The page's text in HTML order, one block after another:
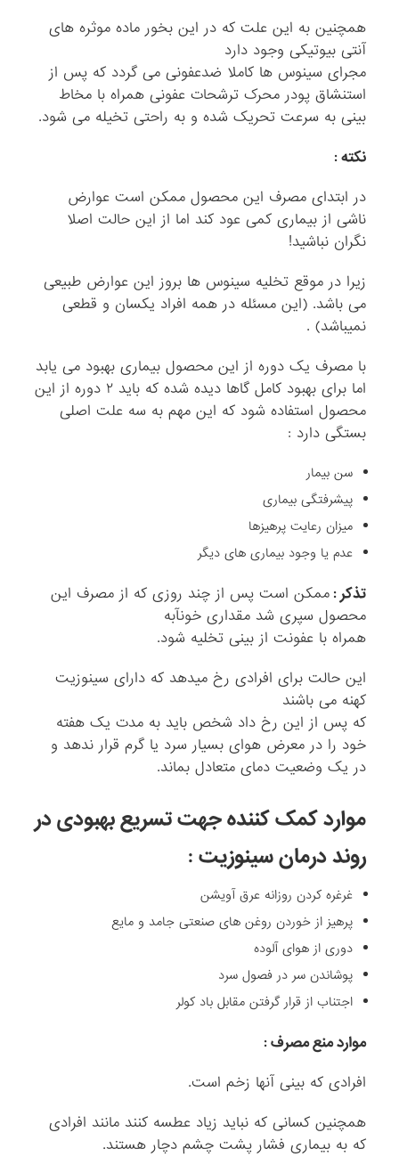
همچنین به این علت که در این بخور ماده موثره های
آنتی بیوتیکی وجود دارد
مجرای سینوس ها کاملا ضدعفونی می گردد که پس از
استنشاق پودر محرک ترشحات عفونی همراه با مخاط
بینی به سرعت تحریک شده و به راحتی تخیله می شود.
نکته :
در ابتدای مصرف این محصول ممکن است عوارض
ناشی از بیماری کمی عود کند اما از این حالت اصلا
نگران نباشید!
زیرا در موقع تخلیه سینوس ها بروز این عوارض طبیعی
می باشد. (این مسئله در همه افراد یکسان و قطعی
نمیباشد) .
با مصرف یک دوره از این محصول بیماری بهبود می یابد
اما برای بهبود کامل گاها دیده شده که باید ۲ دوره از این
محصول استفاده شود که این مهم به سه علت اصلی
بستگی دارد :
سن بیمار
پیشرفتگی بیماری
میزان رعایت پرهیزها
عدم یا وجود بیماری های دیگر
تذکر :ممکن است پس از چند روزی که از مصرف این
محصول سپری شد مقداری خونآبه
همراه با عفونت از بینی تخلیه شود.
این حالت برای افرادی رخ میدهد که دارای سینوزیت
کهنه می باشند
که پس از این رخ داد شخص باید به مدت یک هفته
خود را در معرض هوای بسیار سرد یا گرم قرار ندهد و
در یک وضعیت دمای متعادل بماند.
موارد کمک کننده جهت تسریع بهبودی در
روند درمان سینوزیت :
غرغره کردن روزانه عرق آویشن
پرهیز از خوردن روغن های صنعتی جامد و مایع
دوری از هوای آلوده
پوشاندن سر در فصول سرد
اجتناب از قرار گرفتن مقابل باد کولر
موارد منع مصرف :
افرادی که بینی آنها زخم است.
همچنین کسانی که نباید زیاد عطسه کنند مانند افرادی
که به بیماری فشار پشت چشم دچار هستند.